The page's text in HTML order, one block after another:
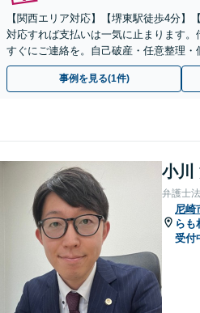
【関西エリア対応】【堺東駅徒歩4分】
対応すれば支払いは一気に止まります
すぐにご連絡を。自己破産・任意整理
応可能。【夜間・休日対応可能】
事例を見る(1件)
小川
弁護士
尼崎
らも
受付